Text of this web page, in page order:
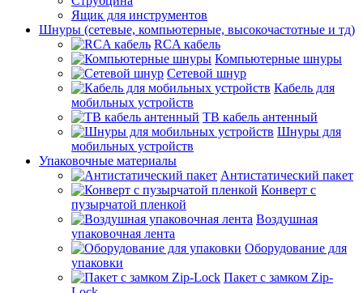
Ящик для инструментов
Шнуры (сетевые, компьютерные, высокочастотные и тд)
RCA кабель
Компьютерные шнуры
Сетевой шнур
Кабель для
мобильных устройств
ТВ кабель антенный
Шнуры для
мобильных устройств
Упаковочные материалы
Антистатический пакет
Конверт с
пузырчатой пленкой
Воздушная
упаковочная лента
Оборудование для
упаковки
Пакет с замком Zip-